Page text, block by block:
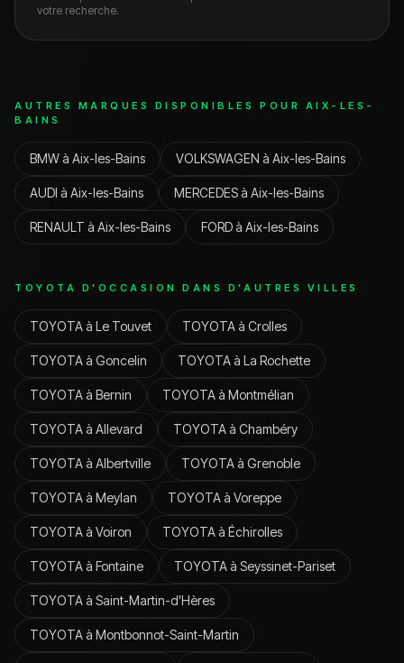
votre recherche.
AUTRES MARQUES DISPONIBLES POUR AIX-LES-
BAINS
BMWà Aix-les-Bains VOLKSWAGEN à Aix-les-Bains
AUDI à Aix-les-Bains MERCEDESà Aix-les-Bains
RENAULT à Aix-les-Bains FORDà Aix-les-Bains
TOYOTA D'OCCASION DANS D'AUTRES VILLES
TOYOTAà Le Touvet TOYOTAà Crolles
TOYOTAà Goncelin TOYOTAà La Rochette
TOYOTAà Bernin TOYOTAà Montmélian
TOYOTAà Allevard TOYOTAà Chambéry
TOYOTAà Albertville TOYOTAà Grenoble
TOYOTAà Meylan TOYOTAà Voreppe
TOYOTAà Voiron TOYOTAà Échirolles
TOYOTAà Fontaine TOYOTAà Seyssinet-Pariset
TOYOTAà Saint-Martin-d'Hères
TOYOTAà Montbonnot-Saint-Martin